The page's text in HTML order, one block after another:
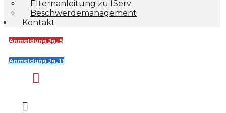
Elternanleitung zu IServ
Beschwerdemanagement
Kontakt
Anmeldung Jg. 5
Anmeldung Jg. 11